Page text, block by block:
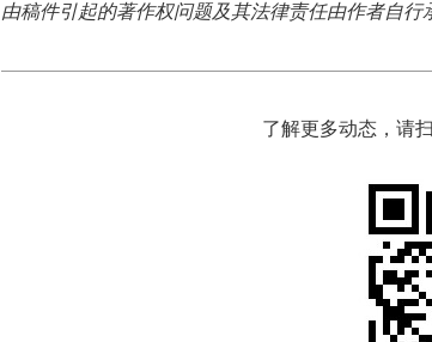
由稿件引起的著作权问题及其法律责任由作者自行
了解更多动态，请